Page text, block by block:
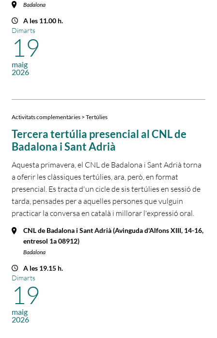
Badalona
A les 11.00 h.
Dimarts
19
maig
2026
Activitats complementàries > Tertúlies
Tercera tertúlia presencial al CNL de
Badalona i Sant Adrià
Aquesta primavera, el CNL de Badalona i Sant Adrià torna
a oferir les clàssiques tertúlies, ara, però, en format
presencial. Es tracta d'un cicle de sis tertúlies en sessió de
tarda, pensades per a aquelles persones que vulguin
practicar la conversa en català i millorar l'expressió oral.
CNL de Badalona i Sant Adrià (Avinguda d'Alfons XIII, 14-16,
entresol 1a 08912)
Badalona
A les 19.15 h.
Dimarts
19
maig
2026